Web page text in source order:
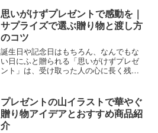
思いがけずプレゼントで感動を｜
サプライズで選ぶ贈り物と渡し方
のコツ
誕生日や記念日はもちろん、なんでもな
い日にふと贈られる「思いがけずプレゼ
ント」は、受け取った人の心に長く残り
性こそが、贈り物の価値を何倍にも引き
上げてくれます。とはいえ...
プレゼントの山イラストで華やぐ
贈り物アイデアとおすすめ商品紹
介